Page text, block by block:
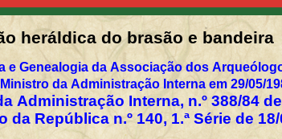
heráldica do brasão e bandeira
e Genealogia da Associação dos
da Administração Interna em 29/05/
Administração Interna, n.º 388/84
República n.º 140, 1.ª Série de